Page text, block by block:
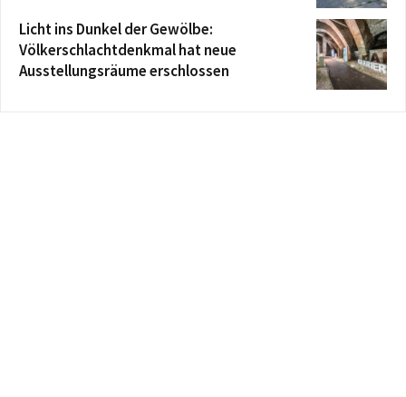
Licht ins Dunkel der Gewölbe:
Völkerschlachtdenkmal hat neue
Ausstellungsräume erschlossen